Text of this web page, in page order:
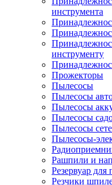
инструмента
инструменту
Прожекторы
Пылесосы
Пылесосы
Пылесосы
Пылесосы
Пылесосы
Пылесосы-
Рашпили и
Резервуар для
Резчики